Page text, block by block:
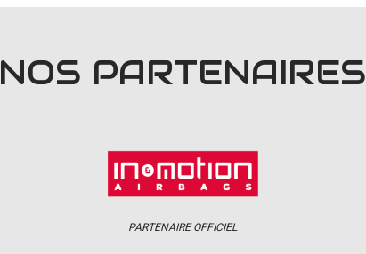
NOS PARTENAIRES
PARTENAIRE OFFICIEL